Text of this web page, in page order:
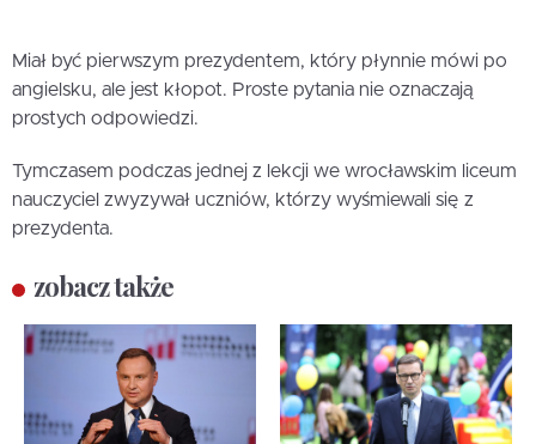
Miał być pierwszym prezydentem, który płynnie mówi po
angielsku, ale jest kłopot. Proste pytania nie oznaczają
prostych odpowiedzi.
Tymczasem podczas jednej z lekcji we wrocławskim liceum
nauczyciel zwyzywał uczniów, którzy wyśmiewali się z
prezydenta.
zobacz także